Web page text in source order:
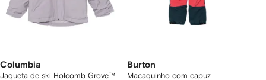
Columbia
Jaqueta de ski Holcomb Grove™
Burton
Macaquinho com capuz